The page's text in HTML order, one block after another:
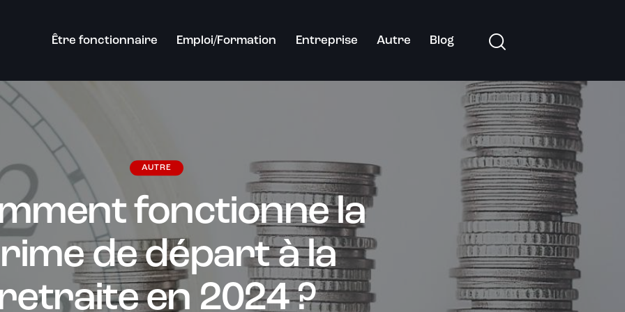
Être fonctionnaire Emploi/Formation Entreprise Autre Blog
AUTRE
fonctionne la
de départ à la
en 2024 ?